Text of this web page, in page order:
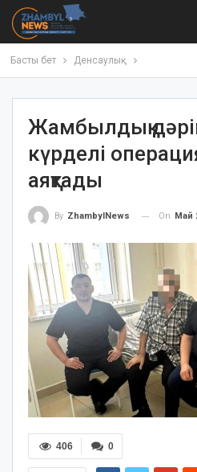
Басты бет Денсаулық
Жамбылдық
күрделі
аяқтады
By ZhambylNews On Май
0
406